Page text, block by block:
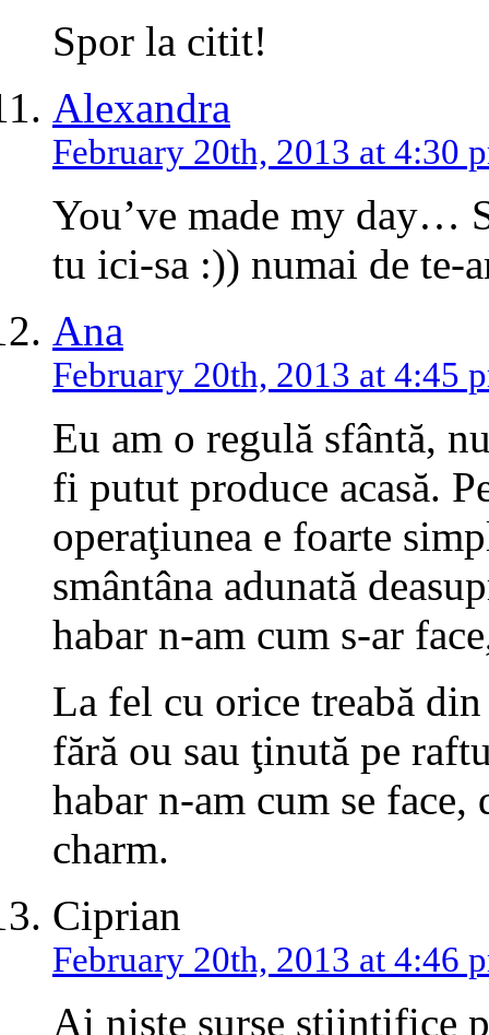
Spor la citit!
Alexandra
February 20th, 2013 at 4:30
You’ve made my day…
tu ici-sa :)) numai de te-
Ana
February 20th, 2013 at 4:45
Eu am o regulă sfântă,
fi putut produce acasă.
operaţiunea e foarte
smântâna adunată
habar n-am cum s-ar
La fel cu orice treabă din
fără ou sau ţinută pe
habar n-am cum se
charm.
Ciprian
February 20th, 2013 at 4:46
Ai niste surse stiintifice